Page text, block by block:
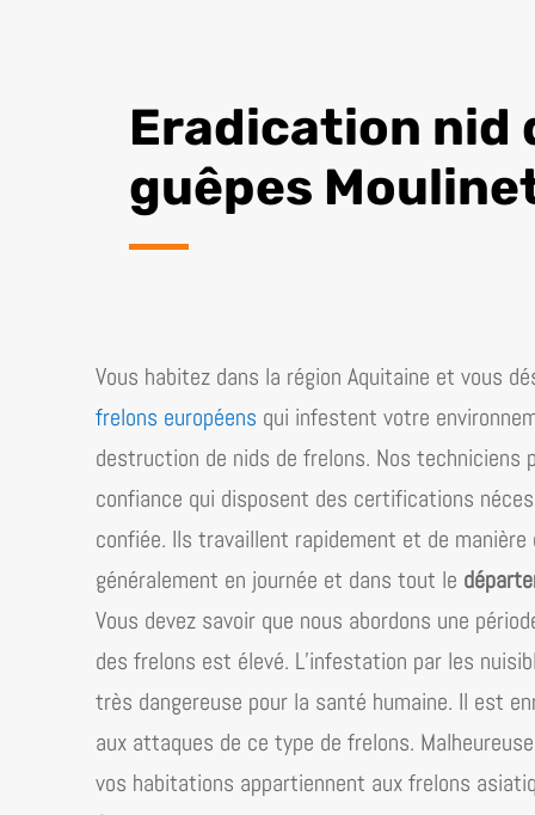
Eradication nid
guêpes
Vous habitez dans la région Aquitaine et vous
frelons européens qui infestent votre
destruction de nids de frelons. Nos
confiance qui disposent des certifications
confiée. Ils travaillent rapidement et de
généralement en journée et dans tout le
Vous devez savoir que nous abordons une
des frelons est élevé. L’infestation par les
très dangereuse pour la santé humaine. Il est
aux attaques de ce type de frelons.
vos habitations appartiennent aux frelons